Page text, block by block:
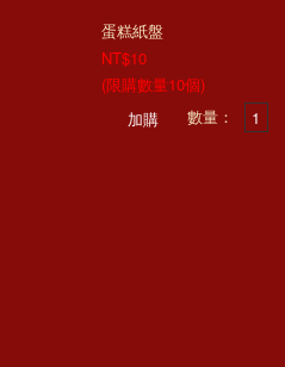
蛋糕紙盤
NT$10
(限購數量10個)
數量：